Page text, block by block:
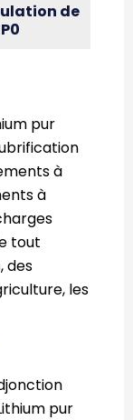
de
pur
à
à
tout
des
les
pur